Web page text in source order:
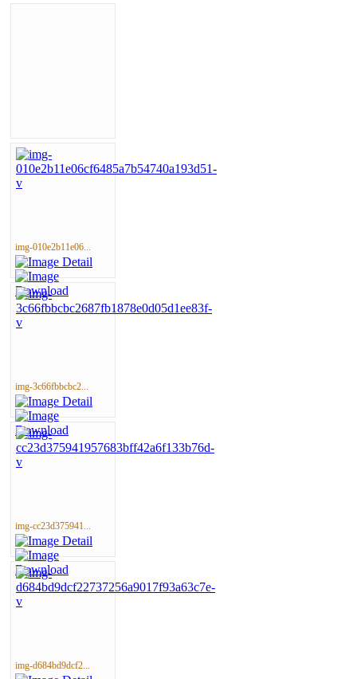
img-010e2b11e06...
img-3c66fbbcbc2...
img-cc23d375941...
img-d684bd9dcf2...